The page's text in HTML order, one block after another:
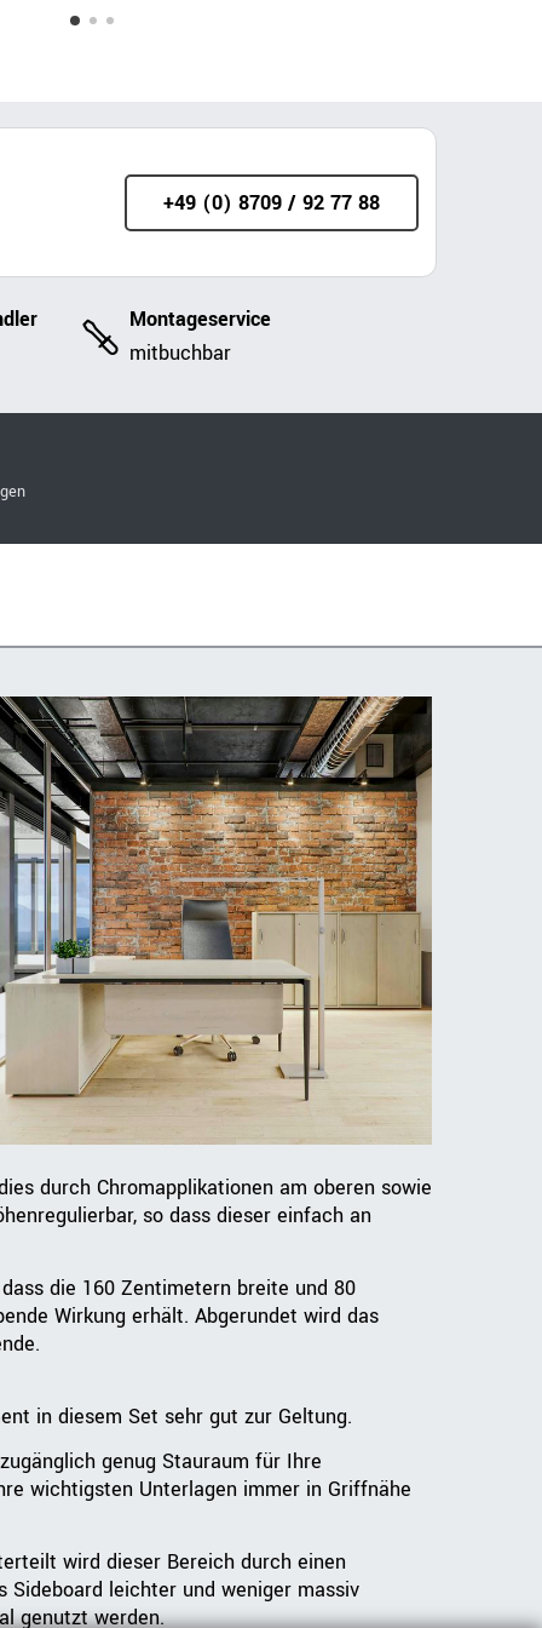
+49 (0) 8709 / 92 77 88
Montageservice
mitbuchbar
durch Chromapplikationen am oberen sowie
so dass dieser einfach an
die 160 Zentimetern breite und 80
Wirkung erhält. Abgerundet wird das
in diesem Set sehr gut zur Geltung.
genug Stauraum für Ihre
wichtigsten Unterlagen immer in Griffnähe
wird dieser Bereich durch einen
Sideboard leichter und weniger massiv
genutzt werden.